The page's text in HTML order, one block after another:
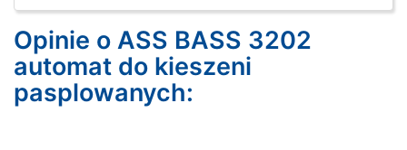
Opinie o ASS BASS 3202
automat do kieszeni
pasplowanych: